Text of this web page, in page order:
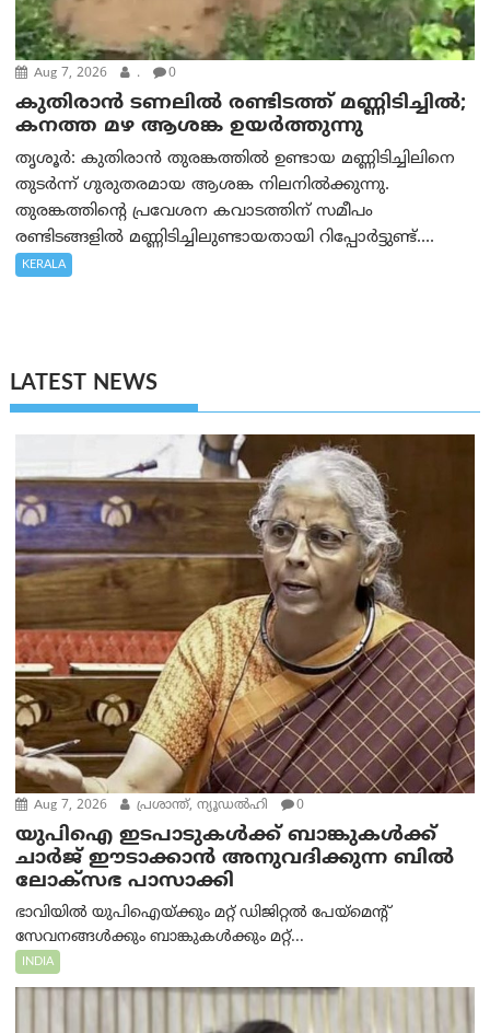
Aug 7, 2026 . 0
കുതിരാൻ ടണലിൽ രണ്ടിടത്ത് മണ്ണിടിച്ചിൽ;
കനത്ത മഴ ആശങ്ക ഉയർത്തുന്നു
തൃശൂർ: കുതിരാൻ തുരങ്കത്തിൽ ഉണ്ടായ മണ്ണിടിച്ചിലിനെ
തുടർന്ന് ഗുരുതരമായ ആശങ്ക നിലനിൽക്കുന്നു.
തുരങ്കത്തിന്റെ പ്രവേശന കവാടത്തിന് സമീപം
രണ്ടിടങ്ങളിൽ മണ്ണിടിച്ചിലുണ്ടായതായി റിപ്പോർട്ടുണ്ട്....
KERALA
LATEST NEWS
Aug 7, 2026 പ്രശാന്ത്, ന്യൂഡല്‍ഹി 0
യുപിഐ ഇടപാടുകൾക്ക് ബാങ്കുകൾക്ക്
ചാർജ് ഈടാക്കാൻ അനുവദിക്കുന്ന ബിൽ
ലോക്‌സഭ പാസാക്കി
ഭാവിയിൽ യുപിഐയ്ക്കും മറ്റ് ഡിജിറ്റൽ പേയ്‌മെന്റ്
സേവനങ്ങൾക്കും ബാങ്കുകൾക്കും മറ്റ്...
INDIA